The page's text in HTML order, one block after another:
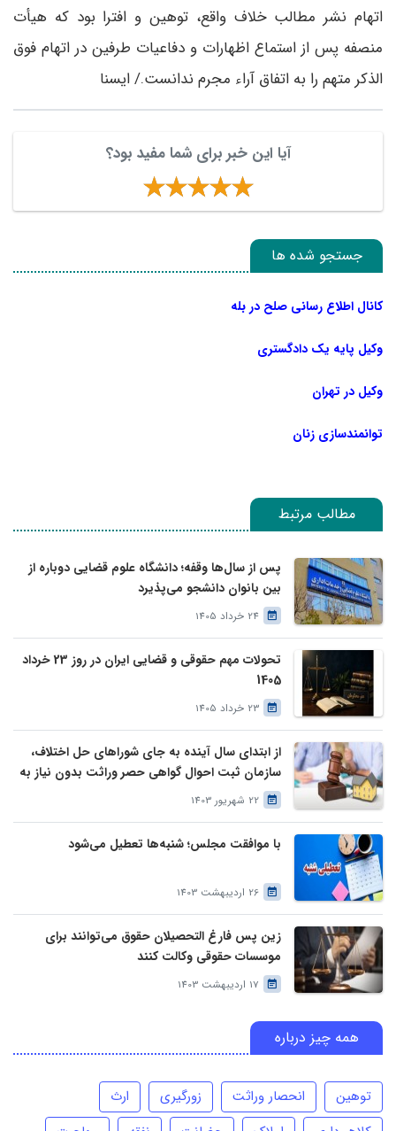
اتهام نشر مطالب خلاف واقع، توهین و افترا بود که هیأت
منصفه پس از استماع اظهارات و دفاعیات طرفین در اتهام فوق
الذکر متهم را به اتفاق آراء مجرم ندانست./ ایسنا
آیا این خبر برای شما مفید بود؟
جستجو شده ها
کانال اطلاع رسانی صلح در بله
وکیل پایه یک دادگستری
وکیل در تهران
توانمندسازی زنان
مطالب مرتبط
پس از سال‌ها وقفه؛ دانشگاه علوم قضایی دوباره از
بین بانوان دانشجو می‌پذیرد
24 خرداد 1405
تحولات مهم حقوقی و قضایی ایران در روز 23 خرداد
1405
23 خرداد 1405
از ابتدای سال آینده به جای شوراهای حل اختلاف،
سازمان ثبت احوال گواهی حصر وراثت بدون نیاز به
درخواست وراث صادر خواهد کرد
22 شهریور 1403
با موافقت مجلس؛ شنبه‌ها تعطیل می‌شود
26 اردیبهشت 1403
زین پس فارغ التحصیلان حقوق می‌توانند برای
موسسات حقوقی وکالت کنند
17 اردیبهشت 1403
همه چیز درباره
توهین انحصار وراثت زورگیری
ارث